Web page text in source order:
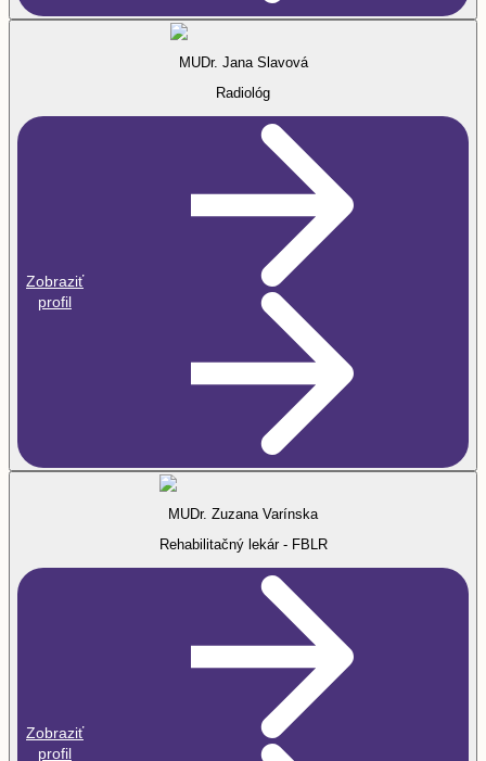
MUDr. Jana Slavová
Radiológ
Zobraziť
profil
MUDr. Zuzana Varínska
Rehabilitačný lekár - FBLR
Zobraziť
profil